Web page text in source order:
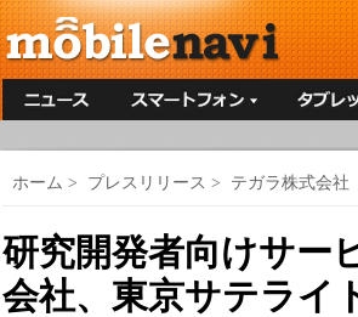
ホーム > プレスリリース > テガラ株式会社
研究開発者向けサー
会社、東京サテライ